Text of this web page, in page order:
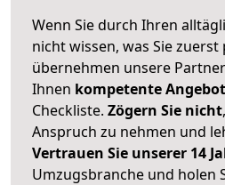
Wenn Sie durch Ihren
nicht wissen, was Sie
übernehmen unsere
Ihnen kompetente
Checkliste. Zögern Sie nicht
Anspruch zu nehmen und
Vertrauen Sie unserer 14
Umzugsbranche und holen